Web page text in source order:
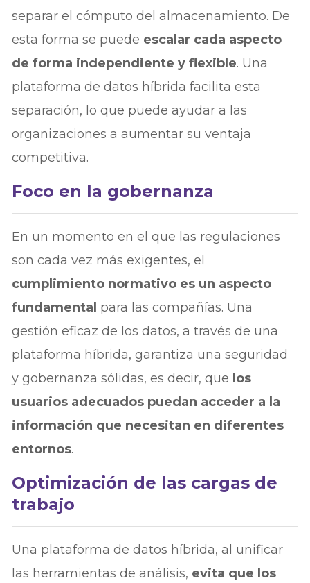
separar el cómputo del almacenamiento. De
esta forma se puede escalar cada aspecto
de forma independiente y flexible. Una
plataforma de datos híbrida facilita esta
separación, lo que puede ayudar a las
organizaciones a aumentar su ventaja
competitiva.
Foco en la gobernanza
En un momento en el que las regulaciones
son cada vez más exigentes, el
cumplimiento normativo es un aspecto
fundamental para las compañías. Una
gestión eficaz de los datos, a través de una
plataforma híbrida, garantiza una seguridad
y gobernanza sólidas, es decir, que los
usuarios adecuados puedan acceder a la
información que necesitan en diferentes
entornos.
Optimización de las cargas de
trabajo
Una plataforma de datos híbrida, al unificar
las herramientas de análisis, evita que los